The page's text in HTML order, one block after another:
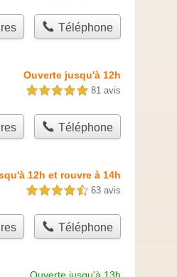
Téléphone
Ouverte jusqu'à 12h
5,0 étoiles sur 5 81 avis
Téléphone
12h et rouvre à 14h
4,5 étoiles sur 5 63 avis
Téléphone
Ouverte jusqu'à 13h